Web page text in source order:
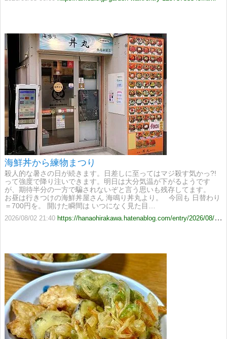
海鮮丼から練物まつり
殺人的な暑さの日が続きます。日差しに至ってはマジ殺す気かっ?!
って強度で降り注いできます。明日は大分気温が下がるようです
が、期待半分の一方で騙されないぞと言う思いも残存してます。
お昼は行きつけの海鮮丼屋さん 海鳴り丼丸より。 今回も 日替わり
＝700円を。 開けた瞬間は いつになく見た目…
2026/08/02 21:40 https://hanaohirakawa.hatenablog.com/entry/2026/08/02/214036